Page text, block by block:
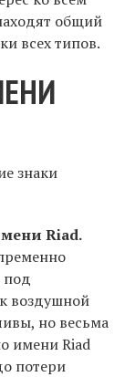
общий
всех типов.
знаки
Riad.
под
воздушной
но весьма
имени Riad
потери